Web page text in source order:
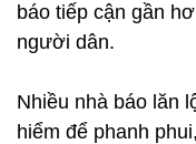
báo tiếp cận gần
người dân.
Nhiều nhà báo lăn
hiểm để phanh